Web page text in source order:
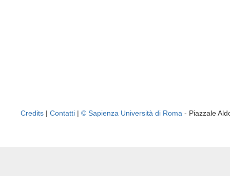
Credits | Contatti | © Sapienza Università di Roma - Piazzale